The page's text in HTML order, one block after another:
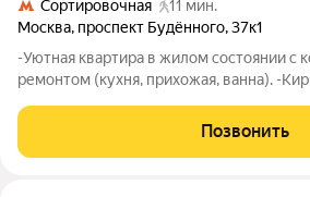
Сортировочная
11 мин.
Москва, проспект Будённого,37к1
-Уютная квартира в жилом состоянии с
ремонтом (кухня, прихожая, ванна). -
квартирой есть полноценный тех. этаж,
- Все окна выходят в
Позвонить